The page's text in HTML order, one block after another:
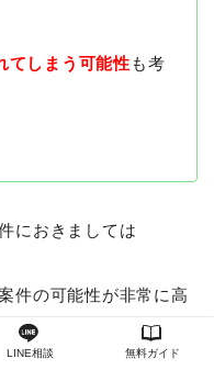
てしまう可能性 も考
におきましては
件の可能性が非常に高
LINE相談 無料ガイド